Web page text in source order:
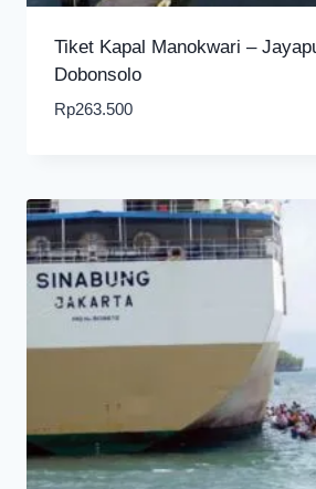
Tiket Kapal Manokwari –
Dobonsolo
Rp263.500